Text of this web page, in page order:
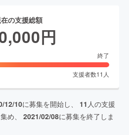
の支援総額
円
終了
支援者数11 人
12/10に募集を開始し、 11 人の支援
め、 2021/02/08に募集を終了しま